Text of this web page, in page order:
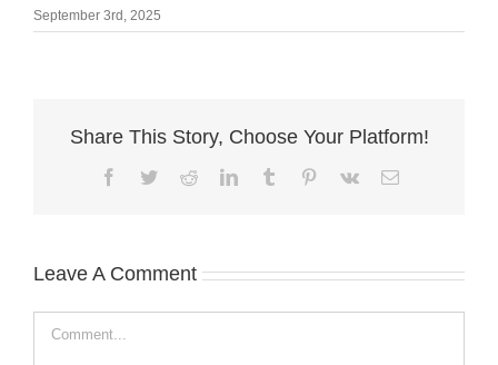
September 3rd, 2025
Share This Story, Choose Your Platform!
Facebook
TwitterRedditLinkedInTumblr Pinterest
Vk Email
Leave A Comment
Comment